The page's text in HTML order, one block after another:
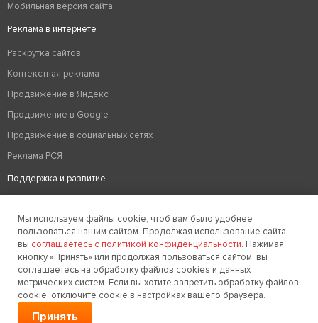
Мобильная версия сайта
Реклама в интернете
Раскрутка сайтов
Контекстная реклама
Продвижение в Яндекс
Продвижение в Google
Продвижение в социальных сетях
Реклама РСЯ
Поддержка и развитие
Вывод из бана
Техподдержка сайтов
Редизайн сайтов
Хостинг
Оптимизация сайтов
Мы используем файлы cookie, чтоб вам было удобнее
пользоваться нашим сайтом. Продолжая использование сайта,
вы соглашаетесь с политикой конфиденциальности. Нажимая
кнопку «Принять» или продолжая пользоваться сайтом, вы
соглашаетесь на обработку файлов cookies и данных
метрических систем. Если вы хотите запретить обработку файлов
cookie, отключите cookie в настройках вашего браузера.
Принять